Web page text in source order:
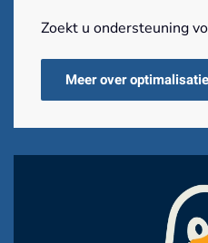
Zoekt u ondersteuning
Meer over optimalisatie